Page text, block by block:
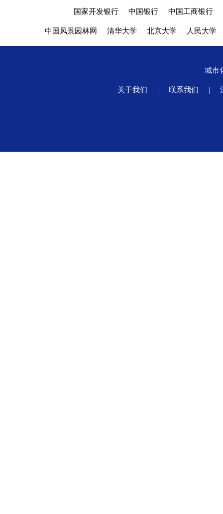
国家开发银行 中国银行 中国工商银行
中国风景园林网 清华大学 北京大学 人民大学
城市
关于我们 | 联系我们 |